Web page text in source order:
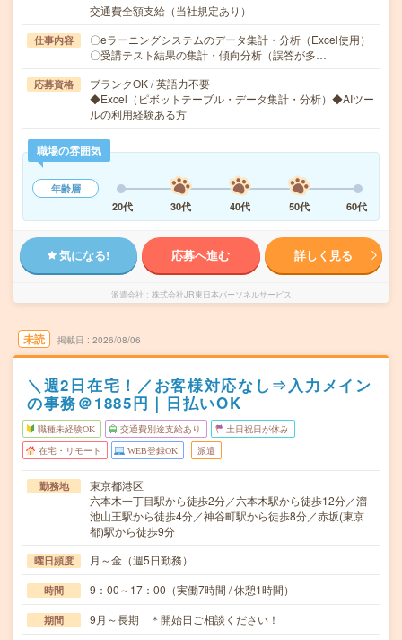
交通費全額支給（当社規定あり）
仕事内容
〇eラーニングシステムのデータ集計・分析（Excel使用）
〇受講テスト結果の集計・傾向分析（誤答が多…
応募資格
ブランクOK / 英語力不要
◆Excel（ピボットテーブル・データ集計・分析）◆AIツー
ルの利用経験ある方
職場の雰囲気
年齢層
20代
30代 40代 50代 60代
気になる! 応募へ進む 詳しく見る
派遣会社 株式会社JR東日本パーソネルサービス
未読 掲載日 2026/08/06
＼週2日在宅！／お客様対応なし⇒入力メイン
の事務＠1885円｜日払いOK
職種未経験OK 交通費別途支給あり 土日祝日が休み
在宅・リモート WEB登録OK 派遣
勤務地
東京都港区
六本木一丁目駅から徒歩2分／六本木駅から徒歩12分／溜
池山王駅から徒歩4分／神谷町駅から徒歩8分／赤坂(東京
都)駅から徒歩9分
曜日頻度 月～金（週5日勤務）
時間 9：00～17：00（実働7時間 / 休憩1時間）
期間 9月～長期 ＊開始日ご相談ください！